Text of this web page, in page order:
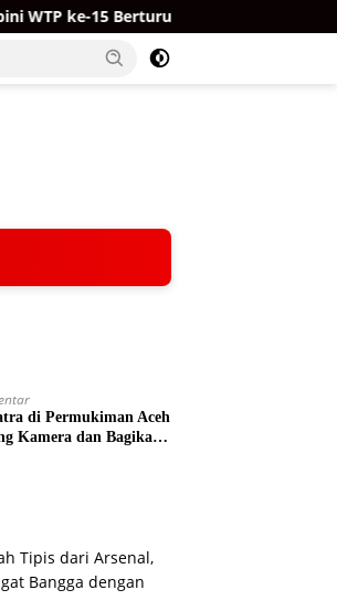
ke-15 Berturut-turut, Kualitas Laporan
di Permukiman Aceh
Kamera dan Bagikan